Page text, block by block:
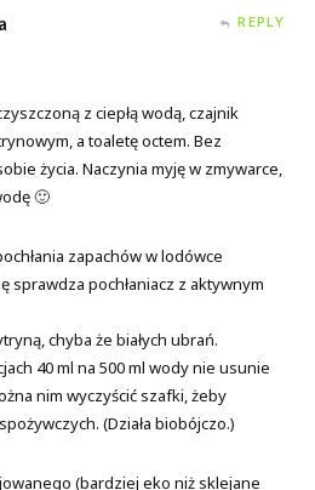
REPLY
z ciepłą wodą, czajnik
a toaletę octem. Bez
życia. Naczynia myję w zmywarce,
🙂
zapachów w lodówce
sprawdza pochłaniacz z aktywnym
chyba że białych ubrań.
40 ml na 500 ml wody nie usunie
nim wyczyścić szafki, żeby
(Działa biobójczo.)
(bardziej eko niż sklejane